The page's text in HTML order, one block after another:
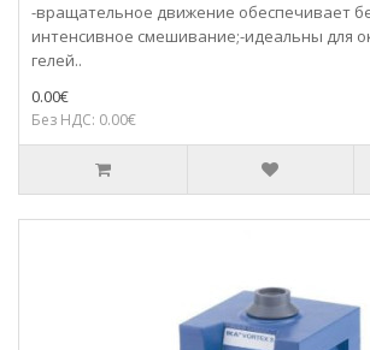
-вращательное движение обеспечивает
интенсивное смешивание;-идеальны для
гелей..
0.00€
Без НДС: 0.00€